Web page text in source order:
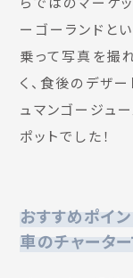
ーゴーランドと
乗って写真を撮
く、食後のデザ
ュマンゴージュ
ポットでした！
おすすめポイ
車のチャータ